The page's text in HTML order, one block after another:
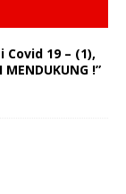
19 – (1),
MENDUKUNG !”